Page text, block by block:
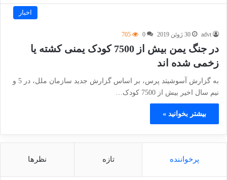
اخبار
advt 30 ژوئن 2019 0
705
در جنگ یمن بیش از 7500 کودک یمنی کشته یا
زخمی شده اند
به گزارش آسوشیتد پرس، بر اساس گزارش جدید سازمان ملل، در 5 و
نیم سال اخیر بیش از 7500 کودک…
بیشتر بخوانید »
پرخواننده تازه نظرها